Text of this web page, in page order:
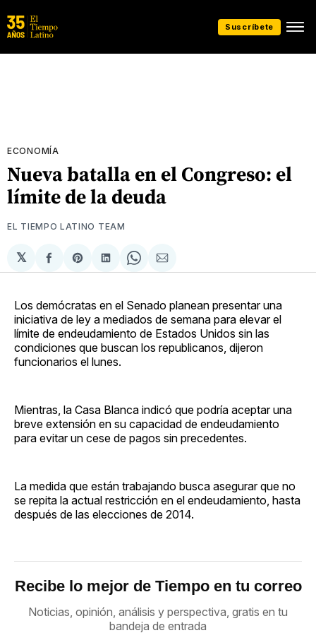
Suscríbete
ECONOMÍA
Nueva batalla en el Congreso: el
límite de la deuda
EL TIEMPO LATINO TEAM
𝕏
Compartir
en
Share
on
Compartir
en
Share
on
Compartir
via
Los demócratas en el Senado planean presentar una
iniciativa de ley a mediados de semana para elevar el
límite de endeudamiento de Estados Unidos sin las
condiciones que buscan los republicanos, dijeron
funcionarios el lunes.
Mientras, la Casa Blanca indicó que podría aceptar una
breve extensión en su capacidad de endeudamiento
para evitar un cese de pagos sin precedentes.
La medida que están trabajando busca asegurar que no
se repita la actual restricción en el endeudamiento, hasta
después de las elecciones de 2014.
Recibe lo mejor de Tiempo en tu correo
Noticias, opinión, análisis y perspectiva, gratis en tu
bandeja de entrada